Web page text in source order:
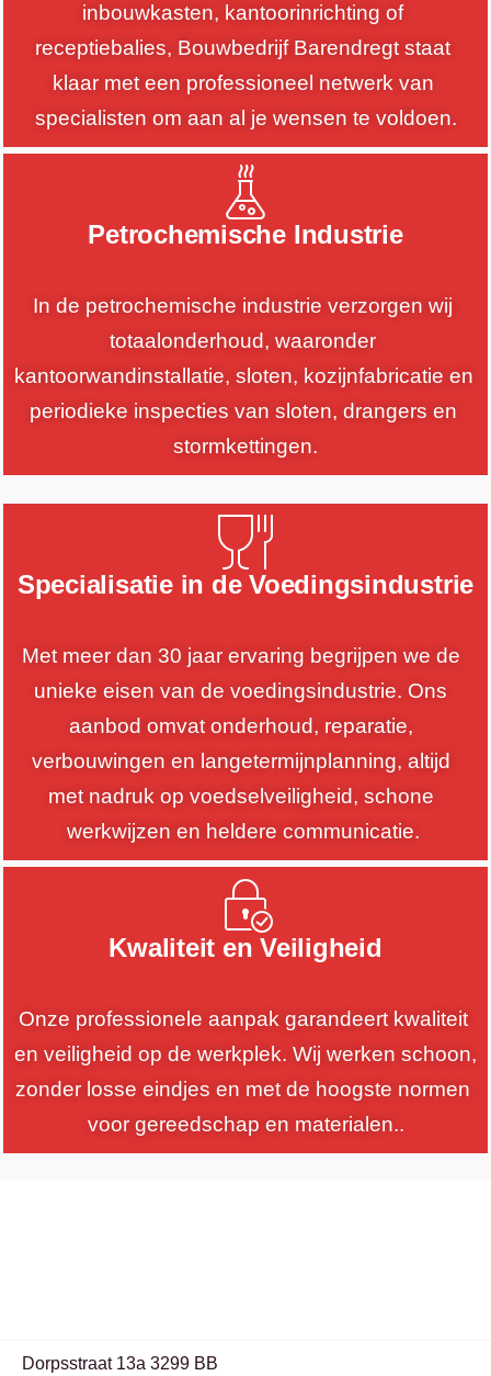
inbouwkasten, kantoorinrichting of
receptiebalies, Bouwbedrijf Barendregt staat
klaar met een professioneel netwerk van
specialisten om aan al je wensen te voldoen.
Petrochemische Industrie
In de petrochemische industrie verzorgen wij
totaalonderhoud, waaronder
kantoorwandinstallatie, sloten, kozijnfabricatie en
periodieke inspecties van sloten, drangers en
stormkettingen.
Specialisatie in de Voedingsindustrie
Met meer dan 30 jaar ervaring begrijpen we de
unieke eisen van de voedingsindustrie. Ons
aanbod omvat onderhoud, reparatie,
verbouwingen en langetermijnplanning, altijd
met nadruk op voedselveiligheid, schone
werkwijzen en heldere communicatie.
Kwaliteit en Veiligheid
Onze professionele aanpak garandeert kwaliteit
en veiligheid op de werkplek. Wij werken schoon,
zonder losse eindjes en met de hoogste normen
voor gereedschap en materialen..
Dorpsstraat 13a 3299 BB